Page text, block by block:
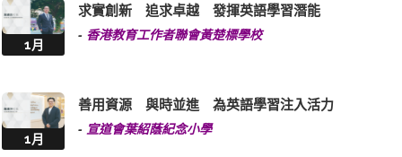
1月
求實創新 追求卓越 發揮英語學習潛能
- 香港教育工作者聯會黃楚標學校
1月
善用資源 與時並進 為英語學習注入活力
- 宣道會葉紹蔭紀念小學